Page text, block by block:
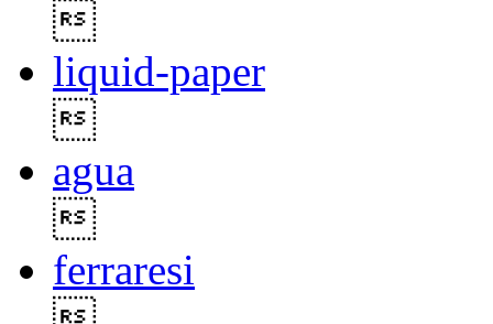
liquid-paper
agua
ferraresi